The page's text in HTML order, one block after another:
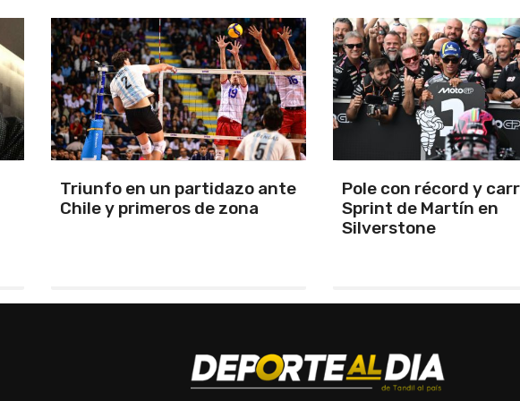
Pole con récord y carrera
Sprint de Martín en
Se reanuda el torneo,
y Uncas protagonizan
choque tandilense y